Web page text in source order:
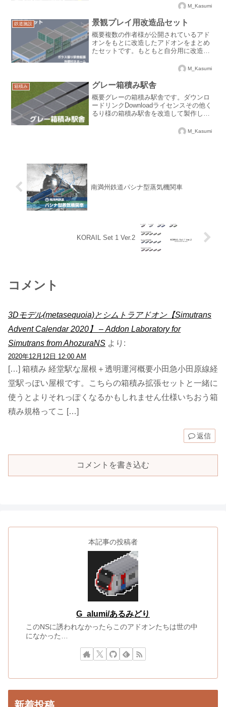
ることが可能です。なお、私の不注意に
ドオンのソー...
M_Kasumi
鉄道施設 景観プレイ用改造品セット
概要複数の作者様が公開されているアド
オンをもとに改造したアドオンをまとめ
たセットです。もともと自分用に改造し
ことにしました。こちらのアドオンが正
ンが120.2以上である...
M_Kasumi
箱積み グレー箱積み駅舎
概要グレーの箱積み駅舎です。ダウンロ
ードリンクDownloadライセンスその他く
るり様の箱積み駅舎を改造して製作しま
M_Kasumi
南満州鉄道パシナ型蒸気機関車
KORAIL Set 1 Ver.2
コメント
3Dモデル(metasequoia)とシムトラアドオン【Simutrans
Advent Calendar 2020】 – Addon Laboratory for
Simutrans from AhozuraNS より:
2020年12月12日 12:00 AM
[…] 箱積み 経堂駅な屋根＋透明運河概要小田急小田原線経
堂駅っぽい屋根です。こちらの箱積み拡張セットと一緒に
使うとよりそれっぽくなるかもしれません仕様いちおう箱
積み規格ってこ […]
返信
コメントを書き込む
本記事の投稿者
G_alumi/あるみどり
このNSに誘われなかったらこのアドオンたちは世の中
になかった…